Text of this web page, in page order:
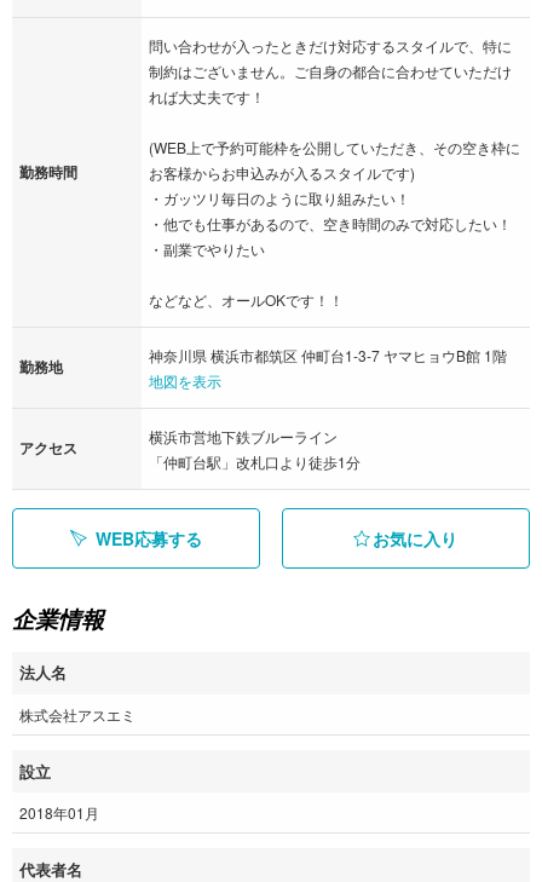
勤務時間
問い合わせが入ったときだけ対応するスタイルで、特に
制約はございません。ご自身の都合に合わせていただけ
れば大丈夫です！
(WEB上で予約可能枠を公開していただき、その空き枠に
お客様からお申込みが入るスタイルです)
・ガッツリ毎日のように取り組みたい！
・他でも仕事があるので、空き時間のみで対応したい！
・副業でやりたい
などなど、オールOKです！！
勤務地
神奈川県 横浜市都筑区 仲町台1-3‐7 ヤマヒョウB館 1階
地図を表示
アクセス
横浜市営地下鉄ブルーライン
「仲町台駅」改札口より徒歩1分
WEB応募する お気に入り
企業情報
法人名
株式会社アスエミ
設立
2018年01月
代表者名